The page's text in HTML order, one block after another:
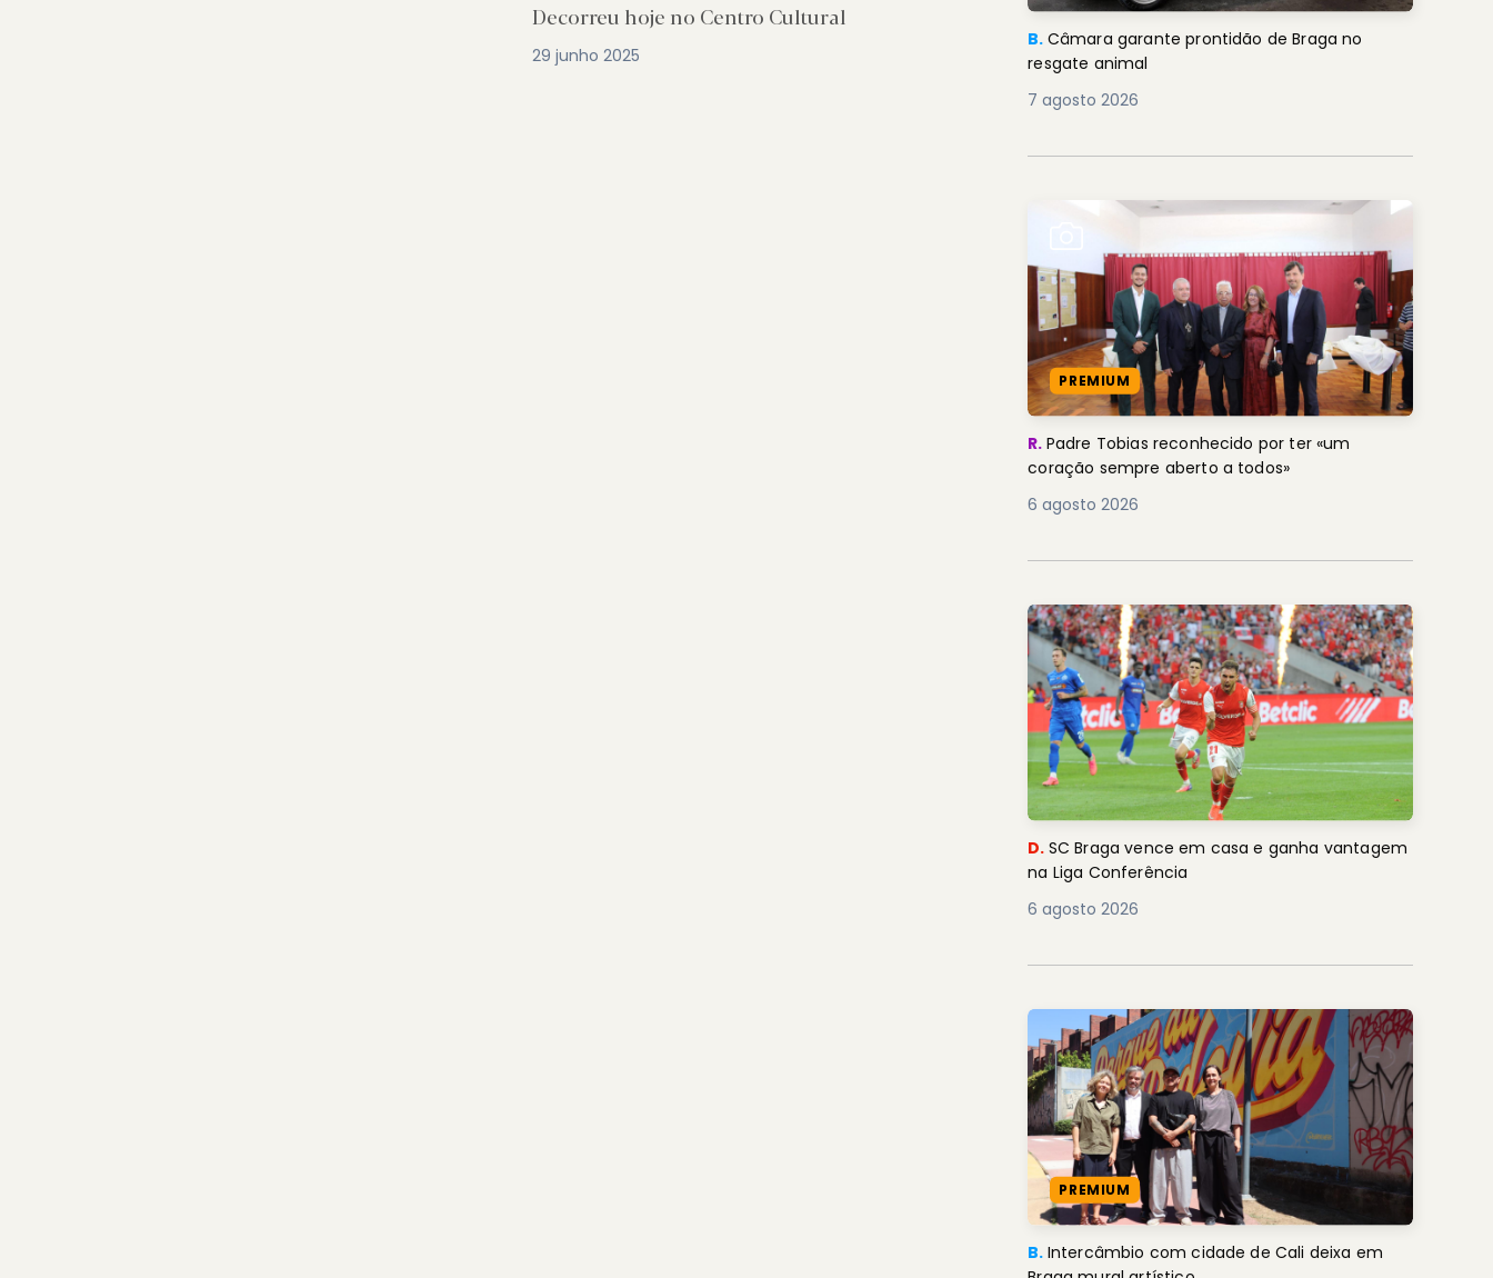
Decorreu hoje no Centro Cultural
29 junho 2025
B. Câmara garante prontidão de Braga no
resgate animal
7 agosto 2026
PREMIUM
R. Padre Tobias reconhecido por ter «um
coração sempre aberto a todos»
6 agosto 2026
D. SC Braga vence em casa e ganha vantagem
na Liga Conferência
6 agosto 2026
PREMIUM
B. Intercâmbio com cidade de Cali deixa em